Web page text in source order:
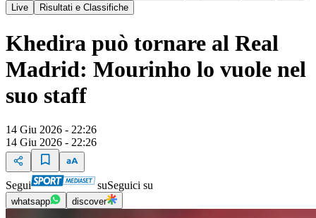
Live
Risultati e Classifiche
Khedira può tornare al Real
Madrid: Mourinho lo vuole nel
suo staff
14 Giu 2026 - 22:26
14 Giu 2026 - 22:26
Segui suSeguici su
whatsapp discover